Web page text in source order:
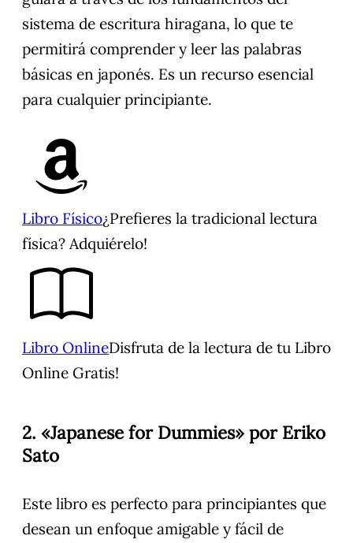
sistema de escritura hiragana, lo que te
permitirá comprender y leer las palabras
básicas en japonés. Es un recurso esencial
para cualquier principiante.
Libro Físico¿Prefieres la tradicional lectura
física? Adquiérelo!
Libro OnlineDisfruta de la lectura de tu Libro
Online Gratis!
2. «Japanese for Dummies» por Eriko
Sato
Este libro es perfecto para principiantes que
desean un enfoque amigable y fácil de